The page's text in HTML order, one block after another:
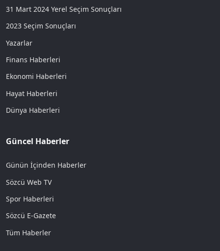
31 Mart 2024 Yerel Seçim Sonuçları
2023 Seçim Sonuçları
Yazarlar
Finans Haberleri
Ekonomi Haberleri
Hayat Haberleri
Dünya Haberleri
Güncel Haberler
Günün İçinden Haberler
Sözcü Web TV
Spor Haberleri
Sözcü E-Gazete
Tüm Haberler